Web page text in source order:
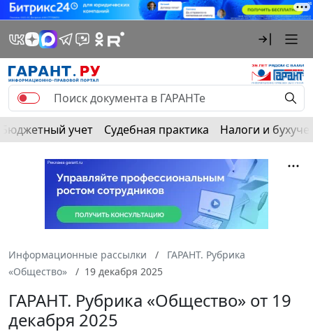
Бюджетный учет Судебная практика Налоги и
Информационные рассылки
ГАРАНТ. Рубрика
«Общество»
19 декабря 2025
ГАРАНТ. Рубрика «Общество» от 19
декабря 2025